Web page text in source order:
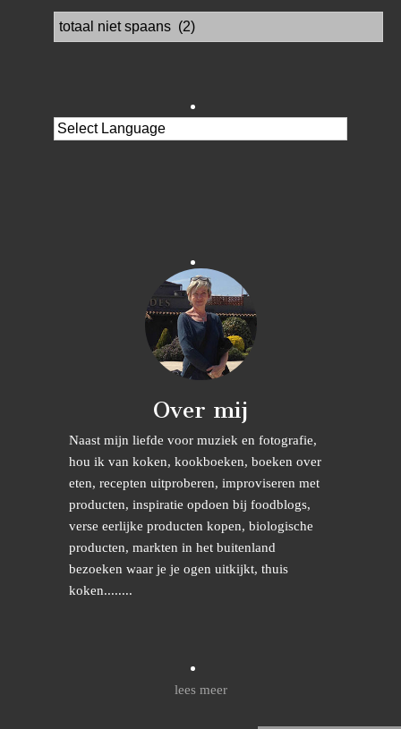
Over mij
Naast mijn liefde voor muziek en fotografie,
hou ik van koken, kookboeken, boeken over
eten, recepten uitproberen, improviseren met
producten, inspiratie opdoen bij foodblogs,
verse eerlijke producten kopen, biologische
producten, markten in het buitenland
bezoeken waar je je ogen uitkijkt, thuis
koken........
lees meer